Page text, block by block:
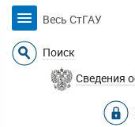
Весь СтГАУ
Поиск
Сведения